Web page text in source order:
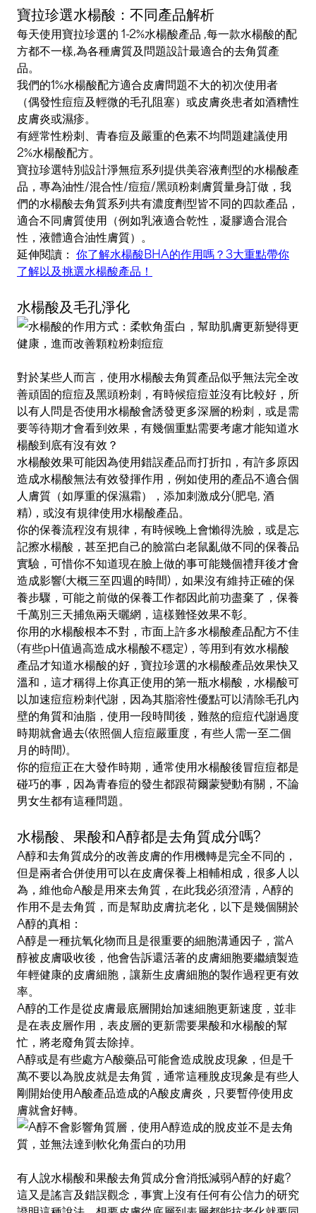
寶拉珍選水楊酸：不同產品解析
每天使用寶拉珍選的1-2%水楊酸產品 ,每一款水楊酸的配
方都不一樣,為各種膚質及問題設計最適合的去角質產
品。
我們的1%水楊酸配方適合皮膚問題不大的初次使用者
（偶發性痘痘及輕微的毛孔阻塞）或皮膚炎患者如酒糟性
皮膚炎或濕疹。
有經常性粉刺、青春痘及嚴重的色素不均問題建議使用
2%水楊酸配方。
寶拉珍選特別設計淨無痘系列提供美容液劑型的水楊酸產
品，專為油性/混合性/痘痘/黑頭粉刺膚質量身訂做，我
們的水楊酸去角質系列共有濃度劑型皆不同的四款產品，
適合不同膚質使用（例如乳液適合乾性，凝膠適合混合
性，液體適合油性膚質）。
延伸閱讀： 你了解水楊酸BHA的作用嗎？3大重點帶你
了解以及挑選水楊酸產品！
水楊酸及毛孔淨化
對於某些人而言，使用水楊酸去角質產品似乎無法完全改
善頑固的痘痘及黑頭粉刺，有時候痘痘並沒有比較好，所
以有人問是否使用水楊酸會誘發更多深層的粉刺，或是需
要等待期才會看到效果，有幾個重點需要考慮才能知道水
楊酸到底有沒有效？
水楊酸效果可能因為使用錯誤產品而打折扣，有許多原因
造成水楊酸無法有效發揮作用，例如使用的產品不適合個
人膚質（如厚重的保濕霜），添加刺激成分(肥皂, 酒
精)，或沒有規律使用水楊酸產品。
你的保養流程沒有規律，有時候晚上會懶得洗臉，或是忘
記擦水楊酸，甚至把自己的臉當白老鼠亂做不同的保養品
實驗，可惜你不知道現在臉上做的事可能幾個禮拜後才會
造成影響(大概三至四週的時間)，如果沒有維持正確的保
養步驟，可能之前做的保養工作都因此前功盡棄了，保養
千萬別三天捕魚兩天曬網，這樣難怪效果不彰。
你用的水楊酸根本不對，市面上許多水楊酸產品配方不佳
(有些pH值過高造成水楊酸不穩定)，等用到有效水楊酸
產品才知道水楊酸的好，寶拉珍選的水楊酸產品效果快又
溫和，這才稱得上你真正使用的第一瓶水楊酸，水楊酸可
以加速痘痘粉刺代謝，因為其脂溶性優點可以清除毛孔內
壁的角質和油脂，使用一段時間後，難熬的痘痘代謝過度
時期就會過去(依照個人痘痘嚴重度，有些人需一至二個
月的時間)。
你的痘痘正在大發作時期，通常使用水楊酸後冒痘痘都是
碰巧的事，因為青春痘的發生都跟荷爾蒙變動有關，不論
男女生都有這種問題。
水楊酸、果酸和A醇都是去角質成分嗎?
A醇和去角質成分的改善皮膚的作用機轉是完全不同的，
但是兩者合併使用可以在皮膚保養上相輔相成，很多人以
為，維他命A酸是用來去角質，在此我必須澄清，A醇的
作用不是去角質，而是幫助皮膚抗老化，以下是幾個關於
A醇的真相：
A醇是一種抗氧化物而且是很重要的細胞溝通因子，當A
醇被皮膚吸收後，他會告訴還活著的皮膚細胞要繼續製造
年輕健康的皮膚細胞，讓新生皮膚細胞的製作過程更有效
率。
A醇的工作是從皮膚最底層開始加速細胞更新速度，並非
是在表皮層作用，表皮層的更新需要果酸和水楊酸的幫
忙，將老廢角質去除掉。
A醇或是有些處方A酸藥品可能會造成脫皮現象，但是千
萬不要以為脫皮就是去角質，通常這種脫皮現象是有些人
剛開始使用A酸產品造成的A酸皮膚炎，只要暫停使用皮
膚就會好轉。
有人說水楊酸和果酸去角質成分會消抵減弱A醇的好處?
這又是謠言及錯誤觀念，事實上沒有任何有公信力的研究